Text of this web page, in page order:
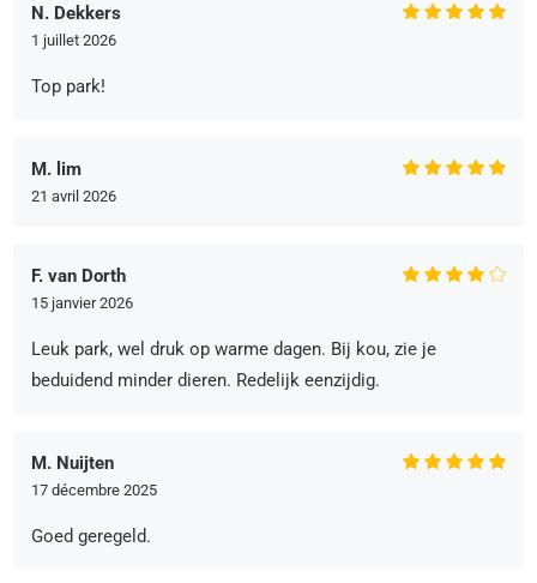
N. Dekkers
1 juillet 2026
Top park!
M. lim
21 avril 2026
F. van Dorth
15 janvier 2026
Leuk park, wel druk op warme dagen. Bij kou, zie je
beduidend minder dieren. Redelijk eenzijdig.
M. Nuijten
17 décembre 2025
Goed geregeld.